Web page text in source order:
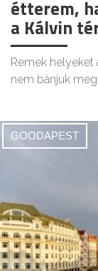
étterem,
a Kálvin
Remek helyeket
nem bánjuk
GOODAPEST